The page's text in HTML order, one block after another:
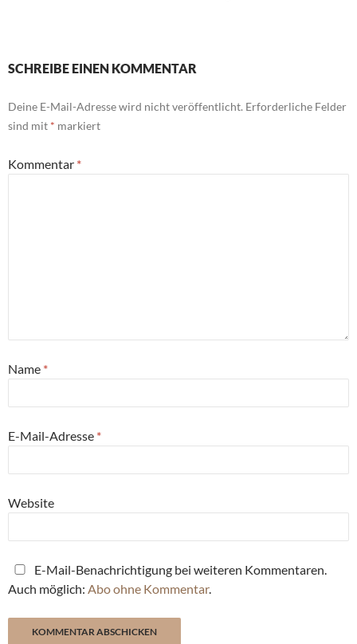
SCHREIBE EINEN KOMMENTAR
Deine E-Mail-Adresse wird nicht veröffentlicht. Erforderliche Felder
sind mit * markiert
Kommentar *
Name *
E-Mail-Adresse *
Website
E-Mail-Benachrichtigung bei weiteren Kommentaren.
Auch möglich: Abo ohne Kommentar.